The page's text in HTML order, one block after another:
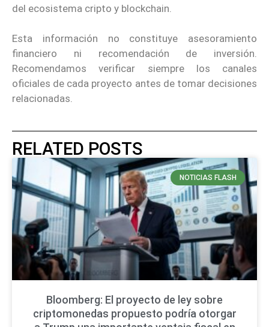
del ecosistema cripto y blockchain.
Esta información no constituye asesoramiento
financiero ni recomendación de inversión.
Recomendamos verificar siempre los canales
oficiales de cada proyecto antes de tomar decisiones
relacionadas.
RELATED POSTS
NOTICIAS FLASH
Bloomberg: El proyecto de ley sobre
criptomonedas propuesto podría otorgar